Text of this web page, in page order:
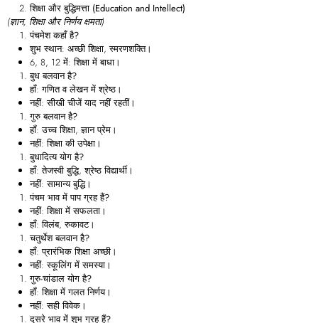
शिक्षा और बुद्धिमत्ता (Education and Intellect)
(ज्ञान, शिक्षा और निर्णय क्षमता)
पंचमेश कहाँ है?
शुभ स्थान: अच्छी शिक्षा, स्मरणशक्ति।
6, 8, 12 में: शिक्षा में बाधा।
बुध बलवान है?
हाँ: गणित व लेखन में श्रेष्ठ।
नहीं: सीखी चीजें याद नहीं रहतीं।
गुरु बलवान है?
हाँ: उच्च शिक्षा, ज्ञान प्रेम।
नहीं: शिक्षा की उपेक्षा।
बुधादित्य योग है?
हाँ: तेजस्वी बुद्धि, श्रेष्ठ विद्यार्थी।
नहीं: सामान्य बुद्धि।
पंचम भाव में पाप ग्रह हैं?
नहीं: शिक्षा में सफलता।
हाँ: विलंब, रुकावट।
चतुर्थेश बलवान है?
हाँ: प्रारंभिक शिक्षा अच्छी।
नहीं: स्कूलिंग में समस्या।
गुरु-चांडाल योग है?
हाँ: शिक्षा में गलत निर्णय।
नहीं: सही विवेक।
दूसरे भाव में शुभ ग्रह हैं?